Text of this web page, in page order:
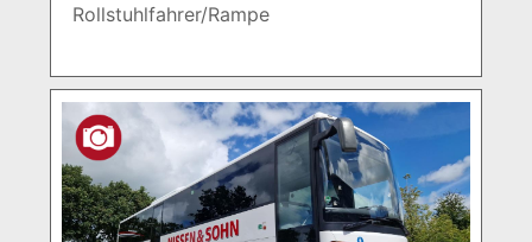
Rollstuhlfahrer/Rampe